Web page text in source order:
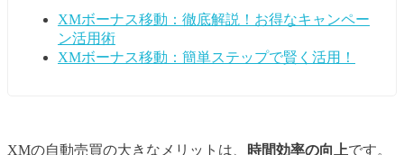
XMボーナス移動：徹底解説！お得なキャンペー
ン活用術
XMボーナス移動：簡単ステップで賢く活用！
XMの自動売買の大きなメリットは、 時間効率の向上です。